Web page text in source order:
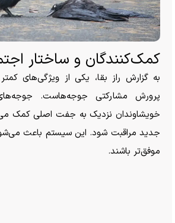
کمک‌کنندگان و ساختار
به گزارش راز بقا، یکی از ویژگی‌های
پرورش مشارکتی جوجه‌هاست.
خویشاوندان نزدیک به جفت اصلی کمک
جدید مراقبت شود. این سیستم باعث
موفق‌تر باشند.